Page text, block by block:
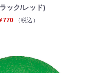
ック/レッド)
770 （税込）